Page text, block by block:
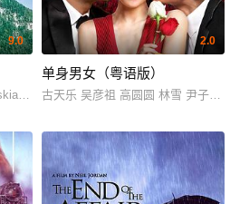
9.0
Valenda
2.0
单身男女（粤语版）
古天乐 吴彦祖 高圆圆 林雪 尹子维